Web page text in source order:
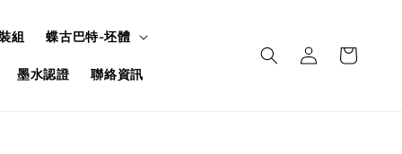
組
蝶古巴特-坯體
墨水認證 聯絡資訊